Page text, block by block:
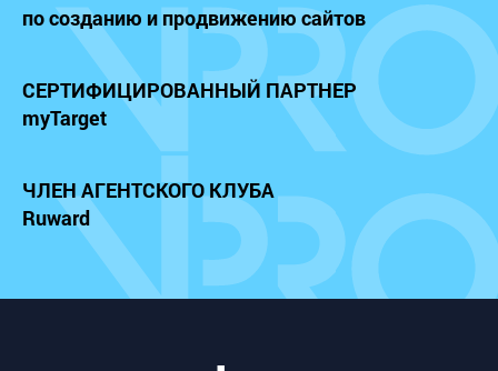
по созданию и продвижению сайтов
СЕРТИФИЦИРОВАННЫЙ ПАРТНЕР
myTarget
ЧЛЕН АГЕНТСКОГО КЛУБА
Ruward